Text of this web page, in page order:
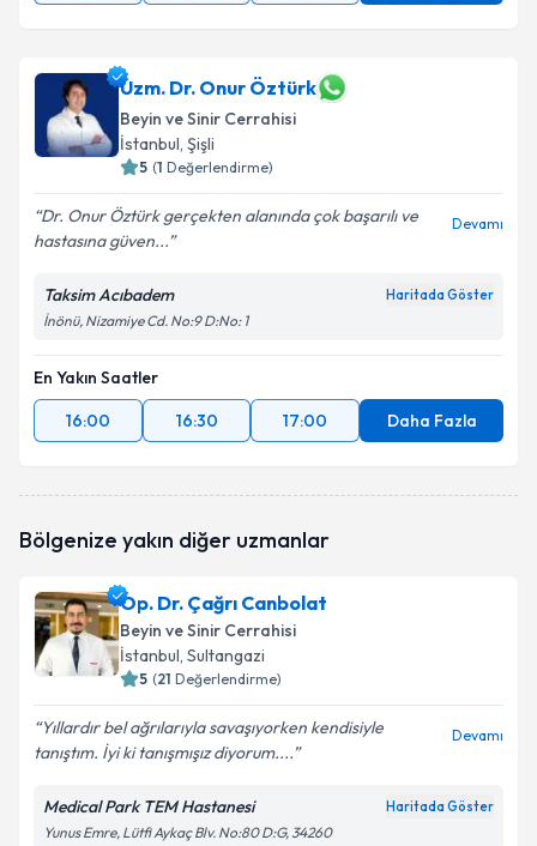
Uzm. Dr. Onur Öztürk
Beyin ve Sinir Cerrahisi
İstanbul, Şişli
5 (1 Değerlendirme)
Dr. Onur Öztürk gerçekten alanında çok başarılı ve
hastasına güven...
Devamı
Taksim Acıbadem Haritada Göster
İnönü, Nizamiye Cd. No:9 D:No: 1
En Yakın Saatler
16:00
16:30 17:00 Daha Fazla
Bölgenize yakın diğer uzmanlar
Op. Dr. Çağrı Canbolat
Beyin ve Sinir Cerrahisi
İstanbul, Sultangazi
5 (21 Değerlendirme)
Yıllardır bel ağrılarıyla savaşıyorken kendisiyle
tanıştım. İyi ki tanışmışız diyorum....
Devamı
Medical Park TEM Hastanesi Haritada Göster
Yunus Emre, Lütfi Aykaç Blv. No:80 D:G, 34260